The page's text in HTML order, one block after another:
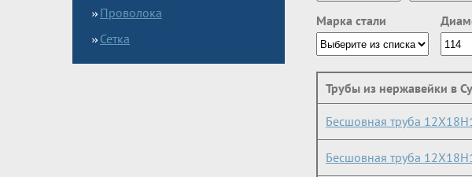
Проволока
Сетка
Марка стали
Трубы из нержавейки в
Бесшовная труба
Бесшовная труба